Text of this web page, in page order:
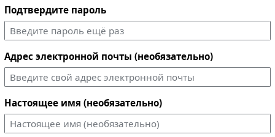
Подтвердите пароль
Адрес электронной почты (необязательно)
Настоящее имя (необязательно)